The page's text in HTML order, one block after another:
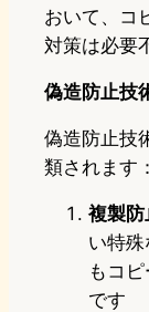
おいて、コ
対策は必要
偽造防止技
偽造防止技
類されます：
複製防
い特
もコ
です